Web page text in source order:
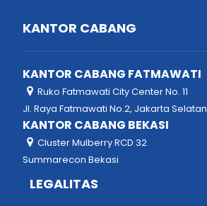
KANTOR CABANG
KANTOR CABANG FATMAWATI
Ruko Fatmawati City Center No. 11
Jl. Raya Fatmawati No.2, Jakarta Selatan
KANTOR CABANG BEKASI
Cluster Mulberry RCD 32
Summarecon Bekasi
LEGALITAS